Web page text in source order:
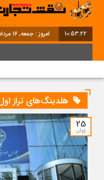
10:53:23 امروز : جمعه, ۱۶ مرداد , ۱۴۰۵
هلدینگ‌های تراز
25
ژوئن